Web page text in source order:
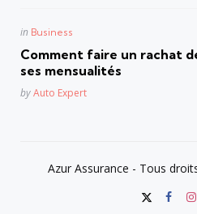
Posted
in Business
Comment faire un rachat
ses mensualités
Posted
byAuto Expert
Azur Assurance - Tous